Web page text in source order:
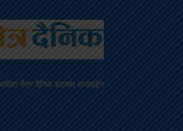
नेत्र दैनिक डटकम अनलाईन